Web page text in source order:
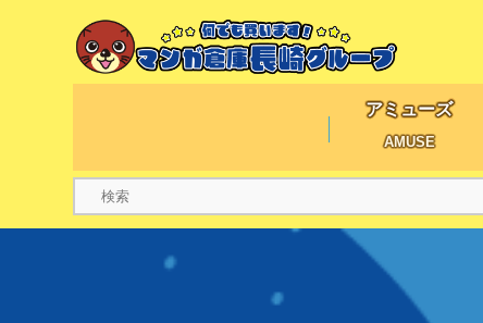
アミューズ
AMUSE